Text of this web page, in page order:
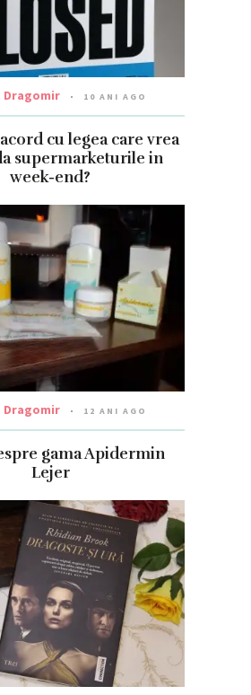
Dragomir 10 ANI AGO
cu legea care vrea
supermarketurile in
week-end?
Dragomir 12 ANI AGO
gama Apidermin
Lejer